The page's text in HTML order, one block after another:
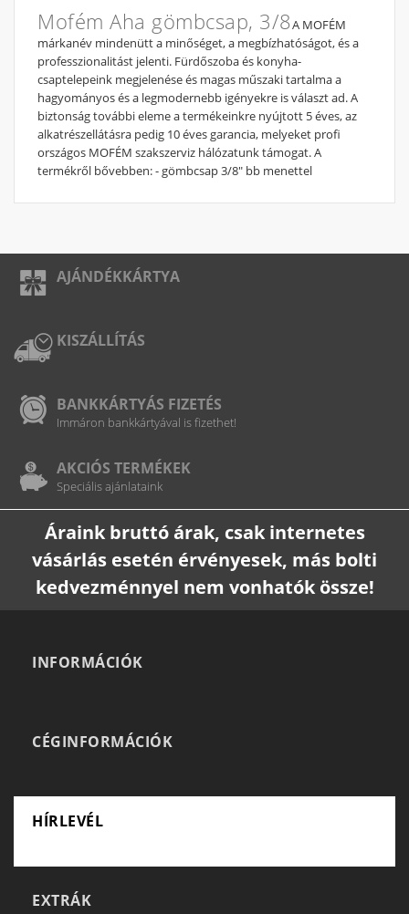
Mofém Aha gömbcsap, 3/8A MOFÉM
márkanév mindenütt a minőséget, a megbízhatóságot, és a
professzionalitást jelenti. Fürdőszoba és konyha-
csaptelepeink megjelenése és magas műszaki tartalma a
hagyományos és a legmodernebb igényekre is választ ad. A
biztonság további eleme a termékeinkre nyújtott 5 éves, az
alkatrészellátásra pedig 10 éves garancia, melyeket profi
országos MOFÉM szakszerviz hálózatunk támogat. A
termékről bővebben: - gömbcsap 3/8" bb menettel
AJÁNDÉKKÁRTYA
KISZÁLLÍTÁS
BANKKÁRTYÁS FIZETÉS
Immáron bankkártyával is fizethet!
AKCIÓS TERMÉKEK
Speciális ajánlataink
Áraink bruttó árak, csak internetes
vásárlás esetén érvényesek, más bolti
kedvezménnyel nem vonhatók össze!
INFORMÁCIÓK
CÉGINFORMÁCIÓK
HÍRLEVÉL
EXTRÁK